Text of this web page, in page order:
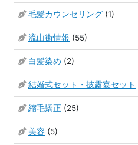
毛髪カウンセリング (1)
流山街情報 (55)
白髪染め (2)
結婚式セット・披露宴セット
縮毛矯正 (25)
美容 (5)